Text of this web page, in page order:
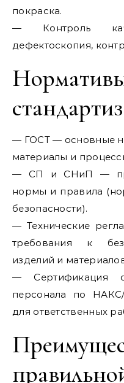
покраска.
— Контроль
дефектоскопия,
— ГОСТ — основные
материалы и
— СП и СНиП —
нормы и правила
безопасности).
— Технические
требования к
изделий и
— Сертификация
персонала по
для ответственных